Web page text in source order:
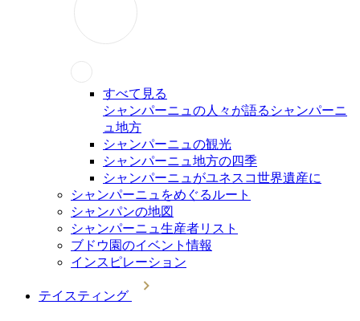
すべて見る
シャンパーニュの人々が語るシャンパーニ
ュ地方
シャンパーニュの観光
シャンパーニュ地方の四季
シャンパーニュがユネスコ世界遺産に
シャンパーニュをめぐるルート
シャンパンの地図
シャンパーニュ生産者リスト
ブドウ園のイベント情報
インスピレーション
テイスティング